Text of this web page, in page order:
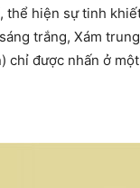
hiện sự tinh
trắng, Xám
chỉ được nhấn ở